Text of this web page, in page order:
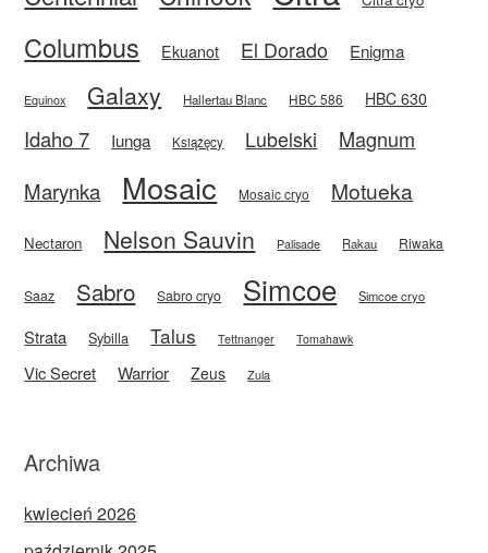
Columbus Ekuanot El Dorado Enigma
Equinox Galaxy Hallertau Blanc HBC 586 HBC 630
Idaho 7 Iunga Książęcy Lubelski
Magnum
Marynka
Mosaic Mosaic cryo Motueka
Nectaron Nelson Sauvin Palisade Rakau Riwaka
Saaz Sabro Sabro cryo Simcoe Simcoe cryo
Strata Sybilla Talus Tettnanger Tomahawk
Vic Secret Warrior Zeus Zula
Archiwa
kwiecień 2026